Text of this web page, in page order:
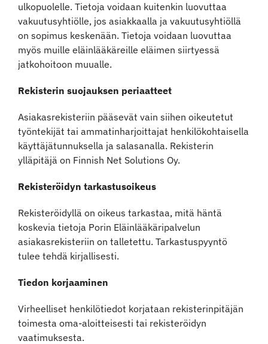
ulkopuolelle. Tietoja voidaan kuitenkin luovuttaa
vakuutusyhtiölle, jos asiakkaalla ja vakuutusyhtiöllä
on sopimus keskenään. Tietoja voidaan luovuttaa
myös muille eläinlääkäreille eläimen siirtyessä
jatkohoitoon muualle.
Rekisterin suojauksen periaatteet
Asiakasrekisteriin pääsevät vain siihen oikeutetut
työntekijät tai ammatinharjoittajat henkilökohtaisella
käyttäjätunnuksella ja salasanalla. Rekisterin
ylläpitäjä on Finnish Net Solutions Oy.
Rekisteröidyn tarkastusoikeus
Rekisteröidyllä on oikeus tarkastaa, mitä häntä
koskevia tietoja Porin Eläinlääkäripalvelun
asiakasrekisteriin on talletettu. Tarkastuspyyntö
tulee tehdä kirjallisesti.
Tiedon korjaaminen
Virheelliset henkilötiedot korjataan rekisterinpitäjän
toimesta oma-aloitteisesti tai rekisteröidyn
vaatimuksesta.